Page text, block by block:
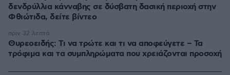
δενδρύλλια κάνναβης σε δύσβατη δασική περιοχή στην
Φθιώτιδα, δείτε βίντεο
Θυρεοειδής: Τι να τρώτε και τι να αποφεύγετε – Τα
τρόφιμα και τα συμπληρώματα που χρειάζονται προσοχή
πριν 32 λεπτά